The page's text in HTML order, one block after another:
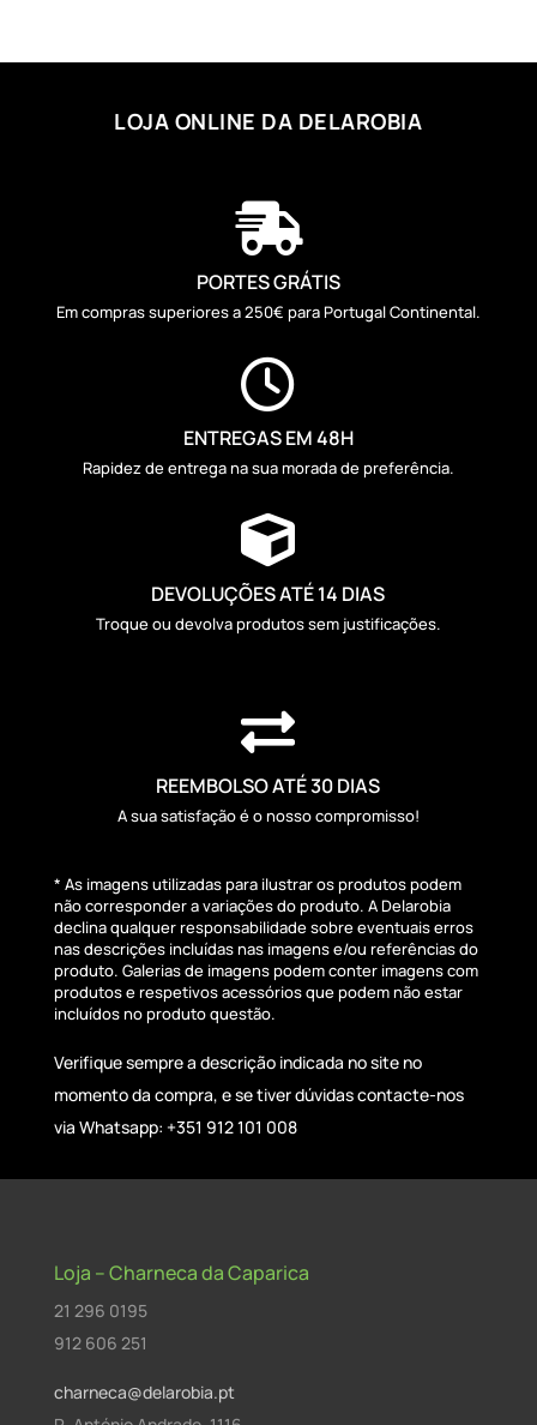
LOJA ONLINE DA DELAROBIA

PORTES GRÁTIS
Em compras superiores a 250€ para Portugal Continental.

ENTREGAS EM 48H
Rapidez de entrega na sua morada de preferência.

DEVOLUÇÕES ATÉ 14 DIAS
Troque ou devolva produtos sem justificações.

REEMBOLSO ATÉ 30 DIAS
A sua satisfação é o nosso compromisso!
* As imagens utilizadas para ilustrar os produtos podem
não corresponder a variações do produto. A Delarobia
declina qualquer responsabilidade sobre eventuais erros
nas descrições incluídas nas imagens e/ou referências do
produto. Galerias de imagens podem conter imagens com
produtos e respetivos acessórios que podem não estar
incluídos no produto questão.
Verifique sempre a descrição indicada no site no
momento da compra, e se tiver dúvidas contacte-nos
via Whatsapp: +351 912 101 008
Loja – Charneca da Caparica
21 296 0195
912 606 251
charneca@delarobia.pt